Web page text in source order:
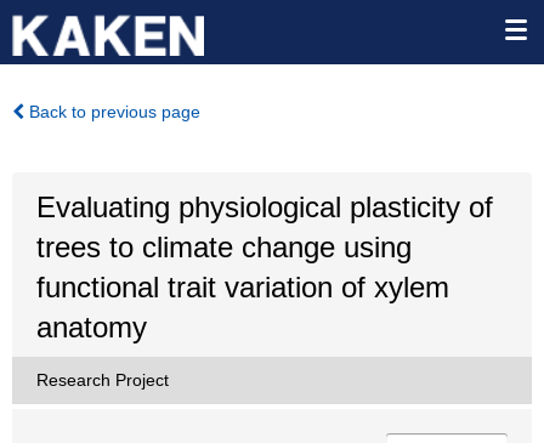
Back to previous page
Evaluating physiological plasticity of
trees to climate change using
functional trait variation of xylem
anatomy
Research Project